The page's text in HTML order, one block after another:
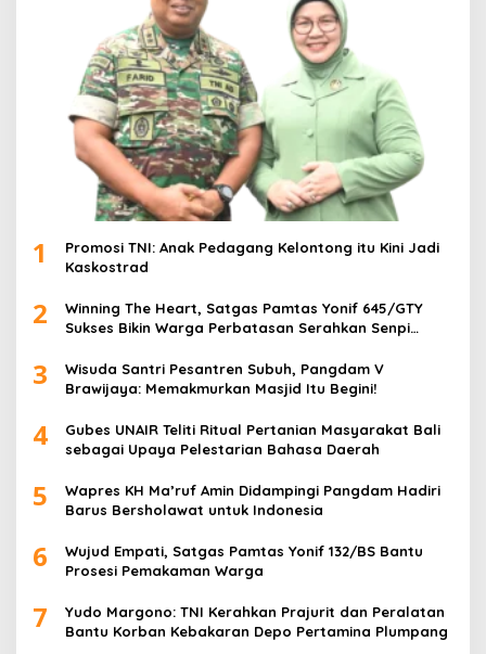
1
Promosi TNI: Anak Pedagang Kelontong itu Kini Jadi
Kaskostrad
2
Winning The Heart, Satgas Pamtas Yonif 645/GTY
Sukses Bikin Warga Perbatasan Serahkan Senpi
3
Wisuda Santri Pesantren Subuh, Pangdam V
Brawijaya: Memakmurkan Masjid Itu Begini!
4
Gubes UNAIR Teliti Ritual Pertanian Masyarakat Bali
sebagai Upaya Pelestarian Bahasa Daerah
5
Wapres KH Ma’ruf Amin Didampingi Pangdam Hadiri
Barus Bersholawat untuk Indonesia
6
Wujud Empati, Satgas Pamtas Yonif 132/BS Bantu
Prosesi Pemakaman Warga
7
Yudo Margono: TNI Kerahkan Prajurit dan Peralatan
Bantu Korban Kebakaran Depo Pertamina Plumpang